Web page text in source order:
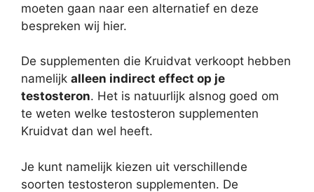
moeten gaan naar een alternatief en deze
bespreken wij hier.
De supplementen die Kruidvat verkoopt hebben
namelijk alleen indirect effect op je
testosteron. Het is natuurlijk alsnog goed om
te weten welke testosteron supplementen
Kruidvat dan wel heeft.
Je kunt namelijk kiezen uit verschillende
soorten testosteron supplementen. De